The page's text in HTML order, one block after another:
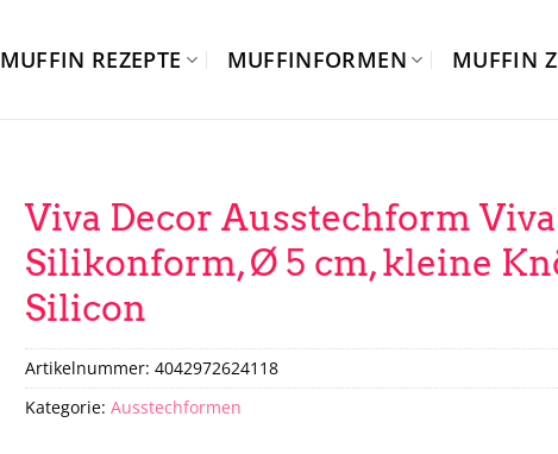
MUFFIN REZEPTE MUFFINFORMEN MUFFIN
Viva Decor Ausstechform
Silikonform, Ø 5 cm, kleine
Silicon
Artikelnummer: 4042972624118
Kategorie: Ausstechformen